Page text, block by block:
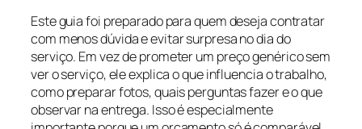
Este guia foi preparado para quem deseja contratar
com menos dúvida e evitar surpresa no dia do
serviço. Em vez de prometer um preço genérico sem
ver o serviço, ele explica o que influencia o trabalho,
como preparar fotos, quais perguntas fazer e o que
observar na entrega. Isso é especialmente